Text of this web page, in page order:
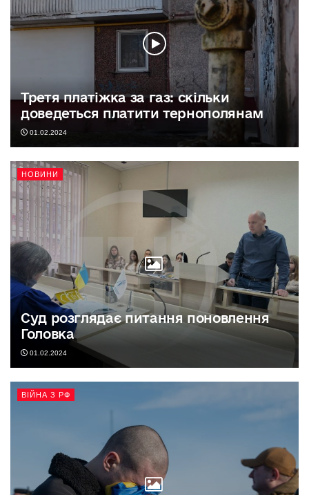
Третя платіжка за газ: скільки
доведеться платити тернополянам
01.02.2024
НОВИНИ
Суд розглядає питання поновлення
Головка
01.02.2024
ВІЙНА З РФ